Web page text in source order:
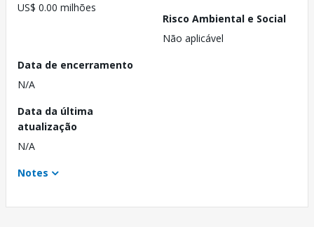
US$ 0.00 milhões
Risco Ambiental e Social
Não aplicável
Data de encerramento
N/A
Data da última
atualização
N/A
Notes